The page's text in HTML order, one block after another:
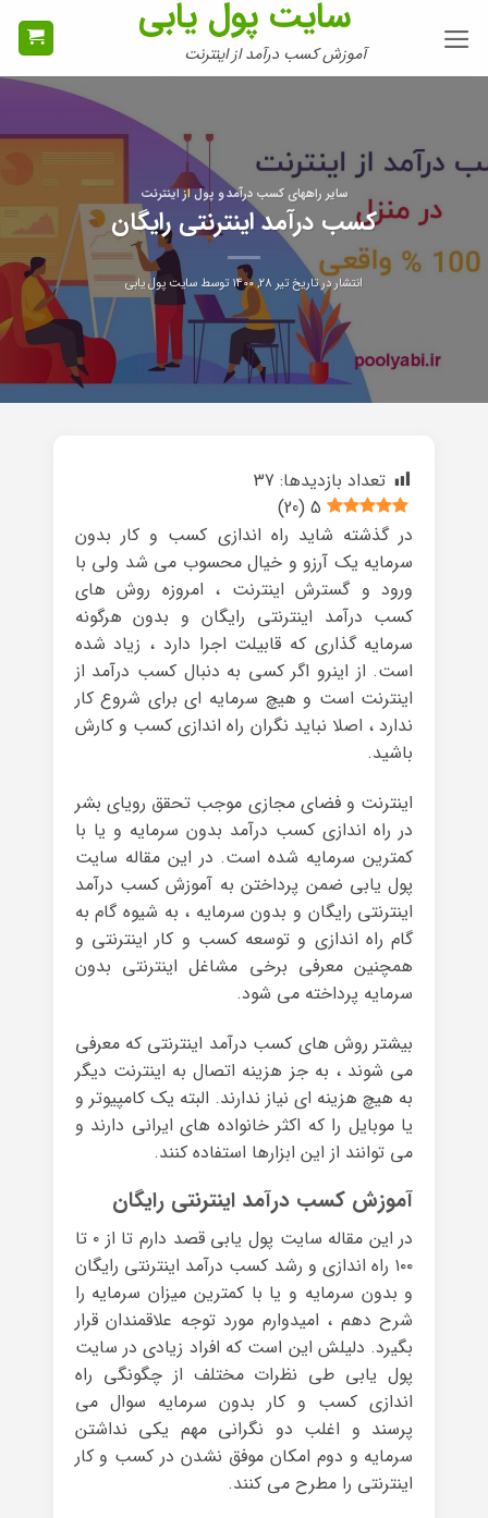
سایت پول یابی
آموزش کسب درآمد از اینترنت
سایر راههای کسب درآمد و پول از اینترنت
کسب درآمد اینترنتی رایگان
انتشار در تاریختیر ۲۸, ۱۴۰۰ توسط سایت پول یابی
تعداد بازدیدها: 37
5
(
20
)
در گذشته شاید راه اندازی کسب و کار بدون
سرمایه یک آرزو و خیال محسوب می شد ولی با
ورود و گسترش اینترنت ، امروزه روش های
کسب درآمد اینترنتی رایگان و بدون هرگونه
سرمایه گذاری که قابیلت اجرا دارد ، زیاد شده
است. از اینرو اگر کسی به دنبال کسب درآمد از
اینترنت است و هیچ سرمایه ای برای شروع کار
ندارد ، اصلا نباید نگران راه اندازی کسب و کارش
باشید.
اینترنت و فضای مجازی موجب تحقق رویای بشر
در راه اندازی کسب درآمد بدون سرمایه و یا با
کمترین سرمایه شده است. در این مقاله سایت
پول یابی ضمن پرداختن به آموزش کسب درآمد
اینترنتی رایگان و بدون سرمایه ، به شیوه گام به
گام راه اندازی و توسعه کسب و کار اینترنتی و
همچنین معرفی برخی مشاغل اینترنتی بدون
سرمایه پرداخته می شود.
بیشتر روش های کسب درآمد اینترنتی که معرفی
می شوند ، به جز هزینه اتصال به اینترنت دیگر
به هیچ هزینه ای نیاز ندارند. البته یک کامپیوتر و
یا موبایل را که اکثر خانواده های ایرانی دارند و
می توانند از این ابزارها استفاده کنند.
آموزش کسب درآمد اینترنتی رایگان
در این مقاله سایت پول یابی قصد دارم تا از ۰ تا
۱۰۰ راه اندازی و رشد کسب درآمد اینترنتی رایگان
و بدون سرمایه و یا با کمترین میزان سرمایه را
شرح دهم ، امیدوارم مورد توجه علاقمندان قرار
بگیرد. دلیلش این است که افراد زیادی در سایت
پول یابی طی نظرات مختلف از چگونگی راه
اندازی کسب و کار بدون سرمایه سوال می
پرسند و اغلب دو نگرانی مهم یکی نداشتن
سرمایه و دوم امکان موفق نشدن در کسب و کار
اینترنتی را مطرح می کنند.